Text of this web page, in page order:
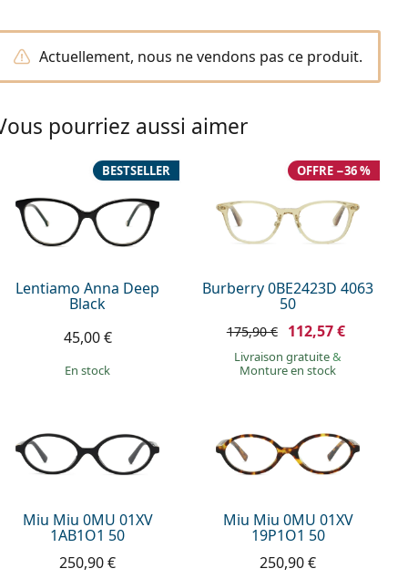
Actuellement, nous ne vendons pas ce produit.
pourriez aussi aimer
Lentiamo Anna Deep
Black
BESTSELLER
45,00 €
en stock
Burberry 0BE2423D 4063
50
OFFRE −36 %
175,90 € 112,57 €
Livraison gratuite&
Monture en stock
Miu Miu 0MU 01XV
1AB1O1 50
250,90 €
Miu Miu 0MU 01XV
19P1O1 50
250,90 €